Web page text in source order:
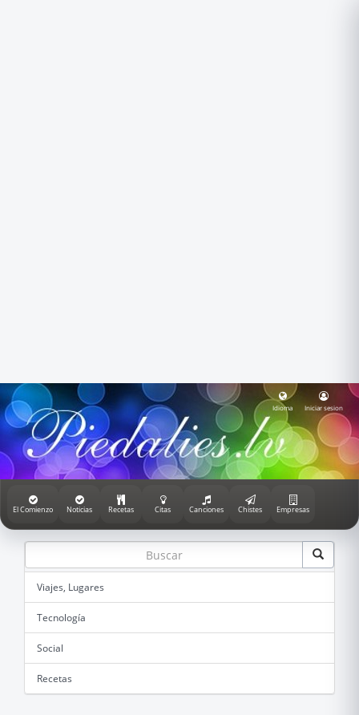
Idioma Iniciar sesion
El Comienzo Noticias Recetas Citas Canciones Chistes Empresas
Viajes, Lugares
Tecnología
Social
Recetas